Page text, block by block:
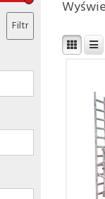
Filtr